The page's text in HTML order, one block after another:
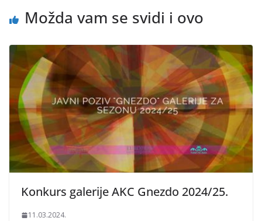
Možda vam se svidi i ovo
Konkurs galerije AKC Gnezdo 2024/25.
11.03.2024.